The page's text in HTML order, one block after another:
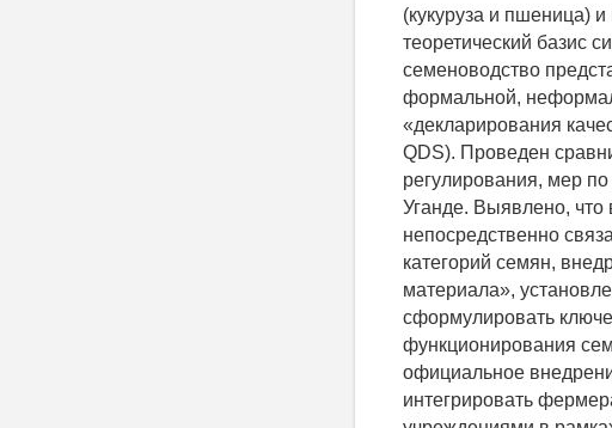
(кукуруза и пшеница)
теоретический базис
семеноводство
формальной,
«декларирования
QDS). Проведен
регулирования, мер
Уганде. Выявлено, что
непосредственно
категорий семян,
материала»,
сформулировать
функционирования
официальное
интегрировать